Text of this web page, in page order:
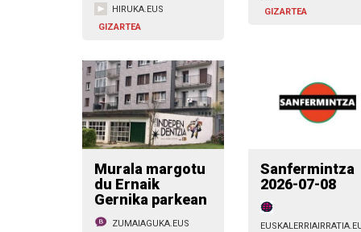
HIRUKA.EUS
GIZARTEA
GIZARTEA
Murala margotu
du Ernaik
Gernika parkean
ZUMAIAGUKA.EUS
Sanfermintza
2026-07-08